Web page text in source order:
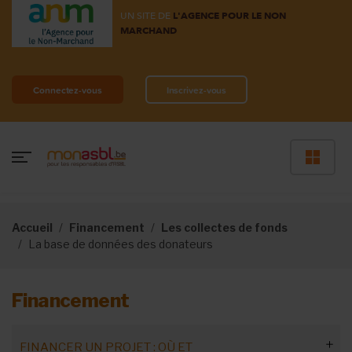
UN SITE DE L'AGENCE POUR LE NON
MARCHAND
Connectez-vous Inscrivez-vous
Accueil Financement
Les collectes de fonds
La base de données des donateurs
Financement
FINANCER UN PROJET : OÙ ET